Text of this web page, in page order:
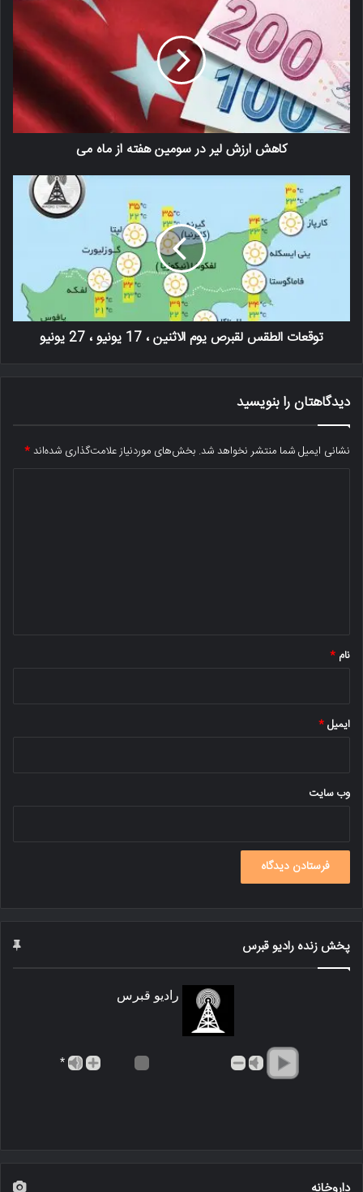
کاهش ارزش لیر در سومین هفته از ماه می
توقعات الطقس لقبرص يوم الاثنين ، 17 يونيو ، 27 يونيو
دیدگاهتان را بنویسید
نشانی ایمیل شما منتشر نخواهد شد. بخش‌های موردنیاز علامت‌گذاری شده‌اند*
نام *
ایمیل*
وب‌ سایت
پخش زنده رادیو قبرس
رادیو قبرس
*